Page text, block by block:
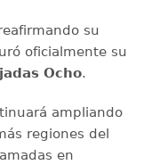
su
oficialmente su
Ocho.
ampliando
regiones del
en